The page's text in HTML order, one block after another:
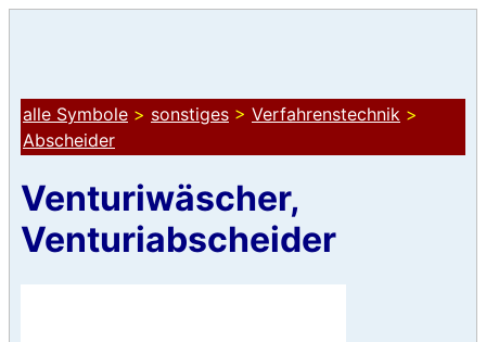
alle Symbole > sonstiges > Verfahrenstechnik >
Abscheider
Venturiwäscher,
Venturiabscheider